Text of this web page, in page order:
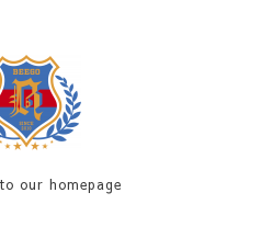
our homepage